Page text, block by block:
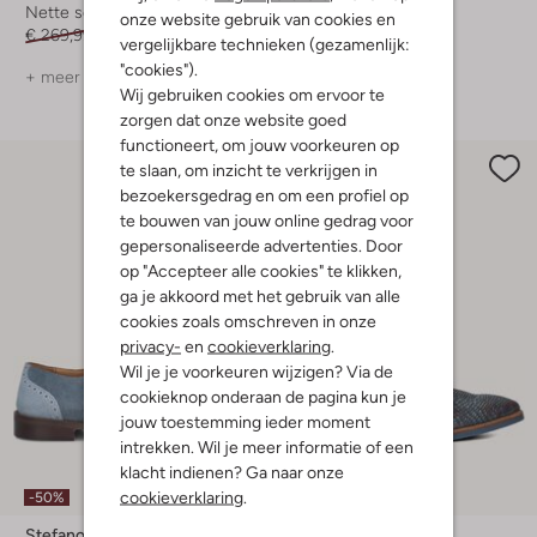
onze website gebruik van cookies en
vergelijkbare technieken (gezamenlijk:
"cookies").
Wij gebruiken cookies om ervoor te
zorgen dat onze website goed
functioneert, om jouw voorkeuren op
te slaan, om inzicht te verkrijgen in
bezoekersgedrag en om een profiel op
te bouwen van jouw online gedrag voor
gepersonaliseerde advertenties. Door
op "Accepteer alle cookies" te klikken,
ga je akkoord met het gebruik van alle
cookies zoals omschreven in onze
privacy- en cookieverklaring.
Wil je je voorkeuren wijzigen? Via de
cookieknop onderaan de pagina kun je
jouw toestemming ieder moment
intrekken. Wil je meer informatie of een
klacht indienen? Ga naar onze
cookieverklaring.
Nette schoenen
€ 269,99
+ meer kleuren
Nette schoenen
€ 249,99
€ 124,99
-50%
Laatste items